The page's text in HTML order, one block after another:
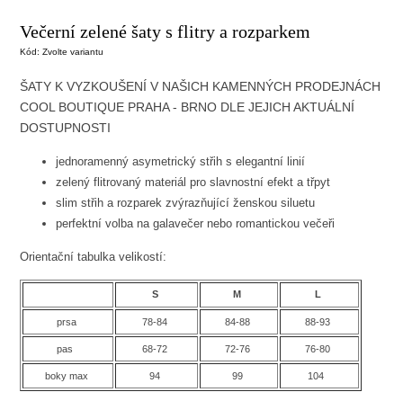
Večerní zelené šaty s flitry a rozparkem
Kód: Zvolte variantu
ŠATY K VYZKOUŠENÍ V NAŠICH KAMENNÝCH PRODEJNÁCH
COOL BOUTIQUE PRAHA - BRNO DLE JEJICH AKTUÁLNÍ
DOSTUPNOSTI
jednoramenný asymetrický střih s elegantní linií
zelený flitrovaný materiál pro slavnostní efekt a třpyt
slim střih a rozparek zvýrazňující ženskou siluetu
perfektní volba na galavečer nebo romantickou večeři
Orientační tabulka velikostí:
S M L
prsa 78-84 84-88 88-93
pas 68-72 72-76 76-80
boky max 94 99 104